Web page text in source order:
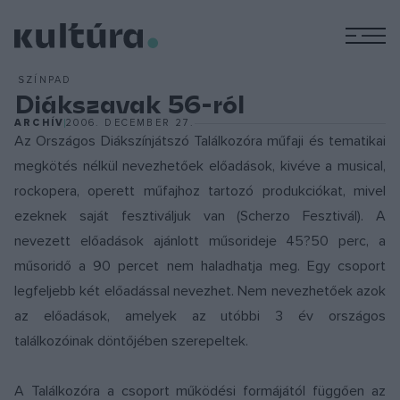
SZÍNPAD
Diákszavak 56-ról
ARCHÍV2006. DECEMBER 27.
Az Országos Diákszínjátszó Találkozóra műfaji és tematikai
megkötés nélkül nevezhetőek előadások, kivéve a musical,
rockopera, operett műfajhoz tartozó produkciókat, mivel
ezeknek saját fesztiváljuk van (Scherzo Fesztivál). A
nevezett előadások ajánlott műsorideje 45?50 perc, a
műsoridő a 90 percet nem haladhatja meg. Egy csoport
legfeljebb két előadással nevezhet. Nem nevezhetőek azok
az előadások, amelyek az utóbbi 3 év országos
találkozóinak döntőjében szerepeltek.
A Találkozóra a csoport működési formájától függően az